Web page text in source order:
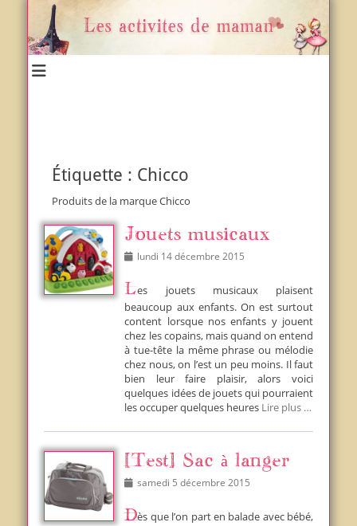
Étiquette : Chicco
Produits de la marque Chicco
Jouets musicaux
Postedlundi 14 décembre 2015
Les jouets musicaux plaisent
beaucoup aux enfants. On est surtout
content lorsque nos enfants y jouent
chez les copains, mais quand on entend
à tue-tête la même phrase ou mélodie
chez nous, on l’est un peu moins. Il faut
bien leur faire plaisir, alors voici
quelques idées de jouets qui pourraient
les occuper quelques heures Lire plus …
[Test] Sac à langer
Posted
samedi 5 décembre 2015
Dès que l’on part en balade avec bébé,